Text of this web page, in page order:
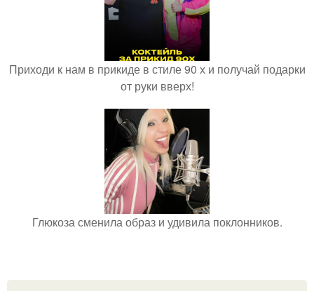
Приходи к нам в прикиде в стиле 90 х и получай подарки
от руки вверх!
Глюкоза сменила образ и удивила поклонников.